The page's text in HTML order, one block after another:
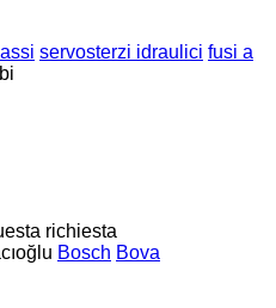
servosterzi idraulici fusi a
richiesta
Bosch Bova